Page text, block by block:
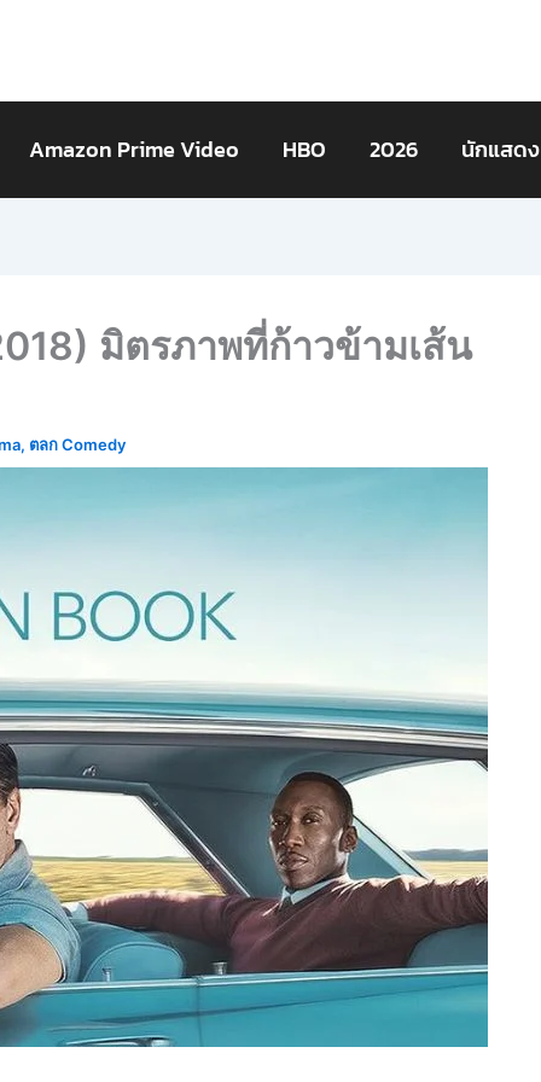
Amazon Prime Video HBO 2026 นักแสดง
มิตรภาพที่ก้าวข้ามเส้น
, ตลก Comedy